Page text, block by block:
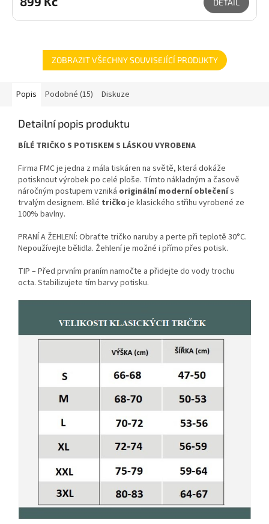
DETAIL
ZOBRAZIT VŠECHNY SOUVISEJÍCÍ PRODUKTY
Popis Podobné (15) Diskuze
Detailní popis produktu
BÍLÉ TRIČKO S POTISKEM S LÁSKOU VYROBENA
Firma FMC je jedna z mála tiskáren na světě, která dokáže
potisknout výrobek po celé ploše. Tímto nákladným a časově
náročným postupem vzniká originální moderní oblečenís
trvalým designem. Bílé tričko je klasického střihu vyrobené ze
100% bavlny.
PRANÍ A ŽEHLENÍ: Obraťte tričko naruby a perte při teplotě 30°C.
Nepoužívejte bělidla. Žehlení je možné i přímo přes potisk.
TIP – Před prvním praním namočte a přidejte do vody trochu
octa. Stabilizujete tím barvy potisku.